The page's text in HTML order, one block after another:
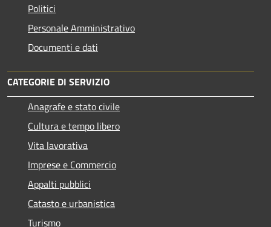
Politici
Personale Amministrativo
Documenti e dati
CATEGORIE DI SERVIZIO
Anagrafe e stato civile
Cultura e tempo libero
Vita lavorativa
Imprese e Commercio
Appalti pubblici
Catasto e urbanistica
Turismo